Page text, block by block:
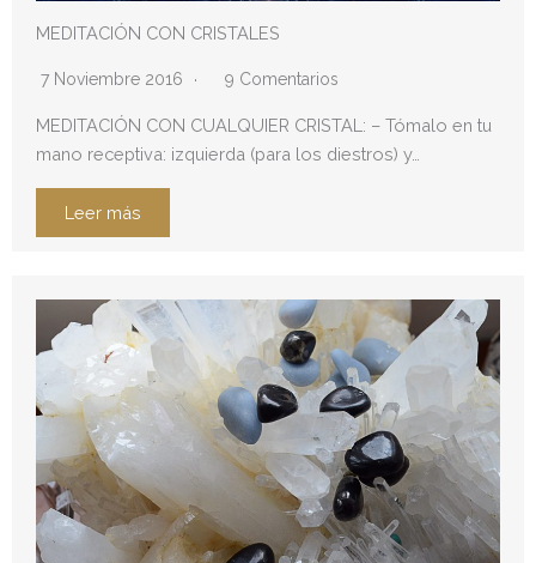
MEDITACIÓN CON CRISTALES
7 Noviembre 2016 9 Comentarios
MEDITACIÓN CON CUALQUIER CRISTAL: – Tómalo en tu
mano receptiva: izquierda (para los diestros) y…
Leer más